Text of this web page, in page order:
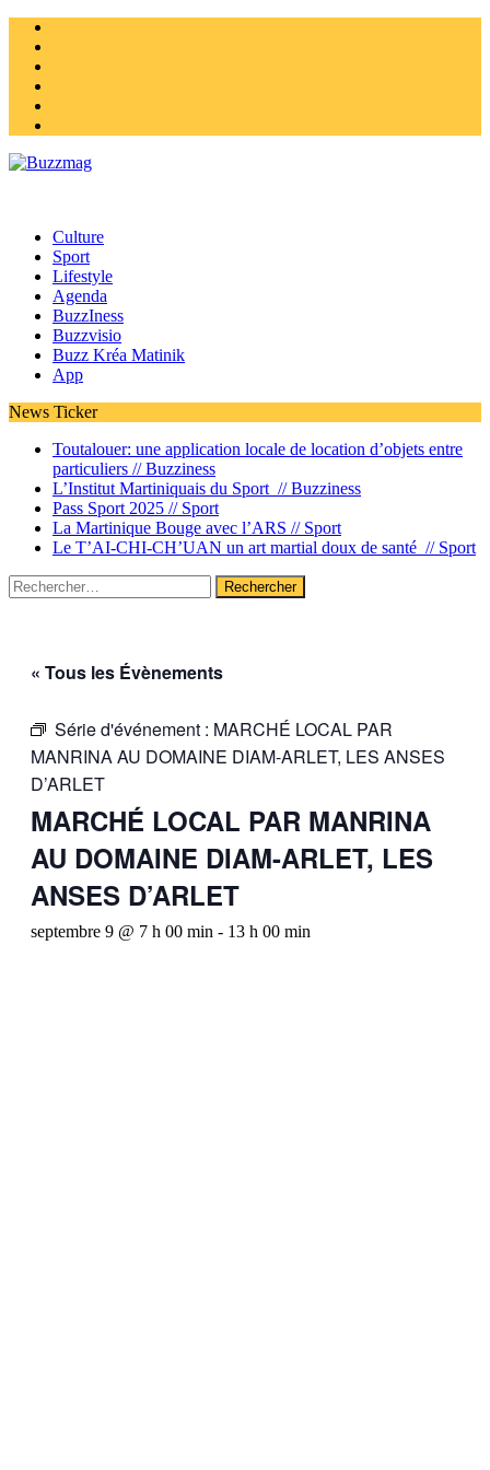
Culture
Sport
Lifestyle
Agenda
BuzzIness
Buzzvisio
Buzz Kréa Matinik
App
News Ticker
Toutalouer: une application locale de location d’objets entre
particuliers //Buzziness
L’Institut Martiniquais du Sport //Buzziness
Pass Sport 2025 // Sport
La Martinique Bouge avec l’ARS // Sport
Le T’AI-CHI-CH’UAN un art martial doux de santé // Sport
Rechercher :
« Tous les Évènements
Série d'événement : MARCHÉ LOCAL PAR
MANRINA AU DOMAINE DIAM-ARLET, LES ANSES
D’ARLET
MARCHÉ LOCAL PAR MANRINA
AU DOMAINE DIAM-ARLET, LES
ANSES D’ARLET
septembre 9 @ 7 h 00 min - 13 h 00 min